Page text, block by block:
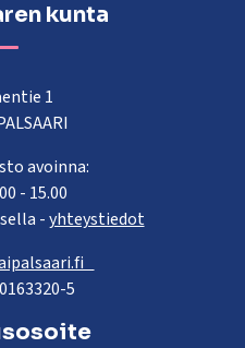
kunta
1
avoinna:
- 15.00
-yhteystiedot
5